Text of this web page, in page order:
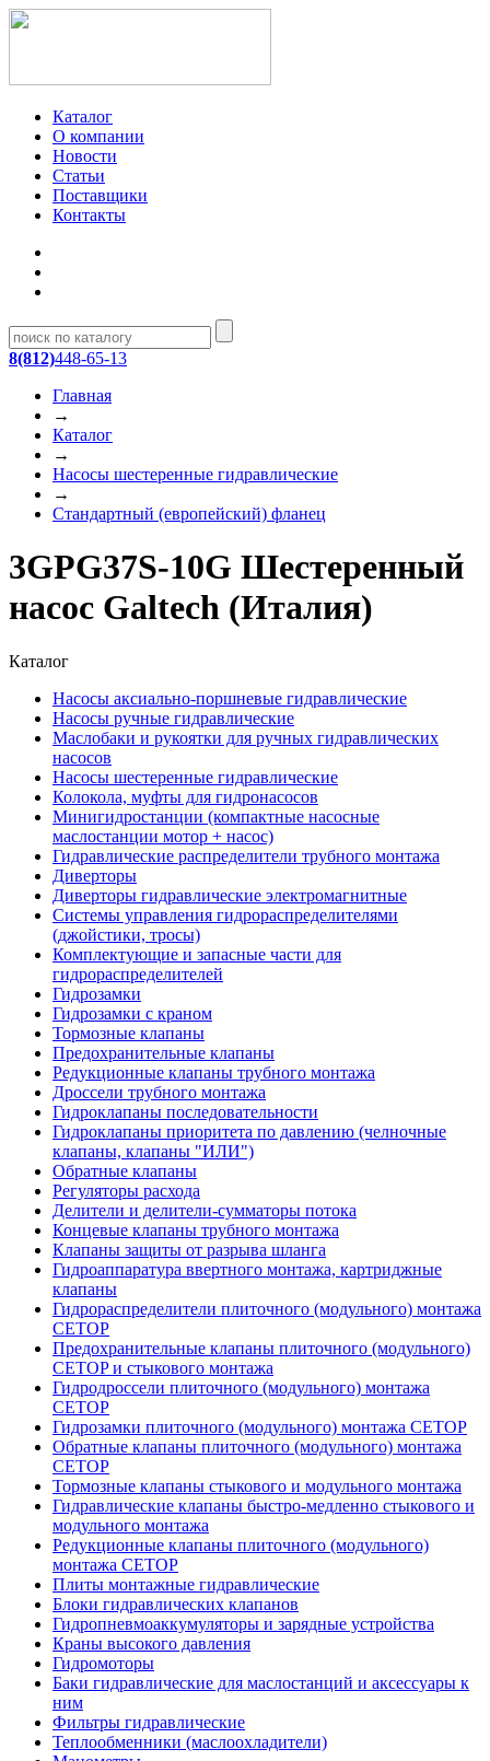
Каталог
О компании
Новости
Статьи
Поставщики
Контакты
8(812)448-65-13
Главная
→
Каталог
→
Насосы шестеренные гидравлические
→
Стандартный (европейский) фланец
3GPG37S-10G Шестеренный
насос Galtech (Италия)
Каталог
Насосы аксиально-поршневые гидравлические
Насосы ручные гидравлические
Маслобаки и рукоятки для ручных гидравлических
насосов
Насосы шестеренные гидравлические
Колокола, муфты для гидронасосов
Минигидростанции (компактные насосные
маслостанции мотор + насос)
Гидравлические распределители трубного монтажа
Диверторы
Диверторы гидравлические электромагнитные
Системы управления гидрораспределителями
(джойстики, тросы)
Комплектующие и запасные части для
гидрораспределителей
Гидрозамки
Гидрозамки с краном
Тормозные клапаны
Предохранительные клапаны
Редукционные клапаны трубного монтажа
Дроссели трубного монтажа
Гидроклапаны последовательности
Гидроклапаны приоритета по давлению (челночные
клапаны, клапаны "ИЛИ")
Обратные клапаны
Регуляторы расхода
Делители и делители-сумматоры потока
Концевые клапаны трубного монтажа
Клапаны защиты от разрыва шланга
Гидроаппаратура ввертного монтажа, картриджные
клапаны
Гидрораспределители плиточного (модульного) монтажa
CETOP
Предохранительные клапаны плиточного (модульного)
CETOP и стыкового монтажа
Гидродроссели плиточного (модульного) монтажа
CETOP
Гидрозамки плиточного (модульного) монтажа CETOP
Обратные клапаны плиточного (модульного) монтажа
CETOP
Тормозные клапаны стыкового и модульного монтажа
Гидравлические клапаны быстро-медленно стыкового и
модульного монтажа
Редукционные клапаны плиточного (модульного)
монтажа CETOP
Плиты монтажные гидравлические
Блоки гидравлических клапанов
Гидропневмоаккумуляторы и зарядные устройства
Краны высокого давления
Гидромоторы
Баки гидравлические для маслостанций и аксессуары к
ним
Фильтры гидравлические
Теплообменники (маслоохладители)